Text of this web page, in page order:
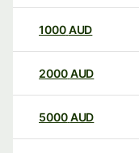
1000AUD
2000AUD
5000AUD